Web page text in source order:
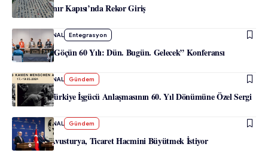
Kapıkule Sınır Kapısı’nda Rekor Giriş
HABERJOURNAL Entegrasyon
Viyana’da “Göçün 60 Yılı: Dün. Bugün. Gelecek” Konferansı
- HABERJOURNAL Gündem
Avusturya-Türkiye İşgücü Anlaşmasının 60. Yıl Dönümüne Özel Sergi
-HABERJOURNAL Gündem
Türkiye ve Avusturya, Ticaret Hacmini Büyütmek İstiyor